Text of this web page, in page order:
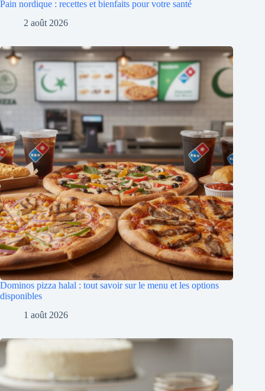
Pain nordique : recettes et bienfaits pour votre santé
2 août 2026
Dominos pizza halal : tout savoir sur le menu et les options
disponibles
1 août 2026